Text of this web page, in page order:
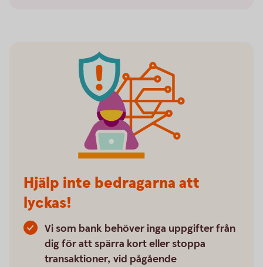
Hjälp inte bedragarna att
lyckas!
Vi som bank behöver inga uppgifter från
dig för att spärra kort eller stoppa
transaktioner, vid pågående